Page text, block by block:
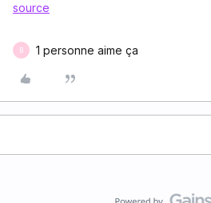
source
B 1 personne aime ça